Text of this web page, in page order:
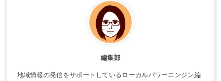
編集部
地域情報の発信をサポートしているローカルパワーエンジン編